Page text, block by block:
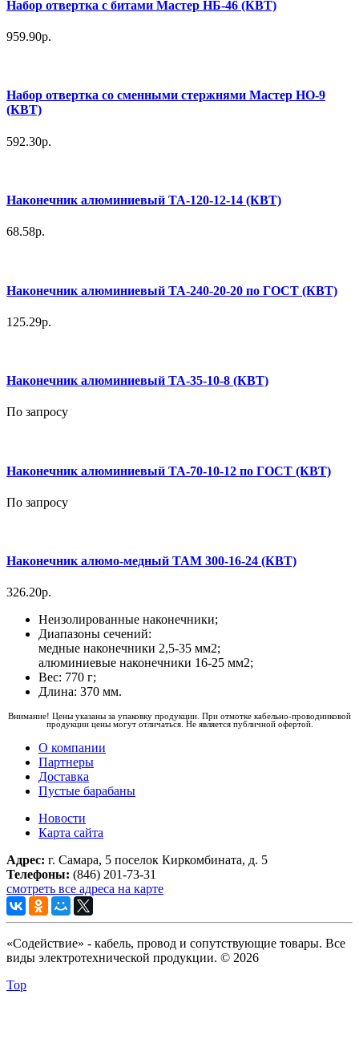
Набор отвертка с битами Мастер НБ-46 (КВТ)
959.90р.
Набор отвертка со сменными стержнями Мастер НО-9
(КВТ)
592.30р.
Наконечник алюминиевый ТА-120-12-14 (КВТ)
68.58р.
Наконечник алюминиевый ТА-240-20-20 по ГОСТ (КВТ)
125.29р.
Наконечник алюминиевый ТА-35-10-8 (КВТ)
По запросу
Наконечник алюминиевый ТА-70-10-12 по ГОСТ (КВТ)
По запросу
Наконечник алюмо-медный ТАМ 300-16-24 (КВТ)
326.20р.
Неизолированные наконечники;
Диапазоны сечений:
медные наконечники 2,5-35 мм2;
алюминиевые наконечники 16-25 мм2;
Вес: 770 г;
Длина: 370 мм.
Внимание! Цены указаны за упаковку продукции. При отмотке кабельно-проводниковой
продукции цены могут отличаться. Не является публичной офертой.
О компании
Партнеры
Доставка
Пустые барабаны
Новости
Карта сайта
Адрес: г. Самара, 5 поселок Киркомбината, д. 5
Телефоны: (846) 201-73-31
смотреть все адреса на карте
«Содействие» - кабель, провод и сопутствующие товары. Все
виды электротехнической продукции. © 2026
Top